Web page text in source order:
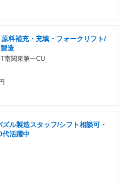
料補充・充填・フォークリフト/
造
南関東第一CU
ズル製造スタッフ/シフト相談可・
代活躍中